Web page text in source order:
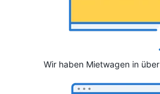
Wir haben Mietwagen in über